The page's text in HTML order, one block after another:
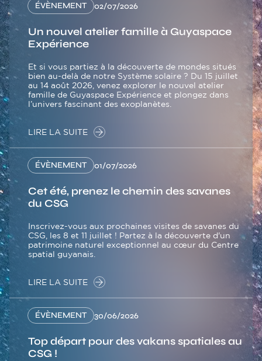
ÉVÈNEMENT 02/07/2026
Un nouvel atelier famille à Guyaspace
Expérience
Et si vous partiez à la découverte de mondes situés
bien au-delà de notre Système solaire ? Du 15 juillet
au 14 août 2026, venez explorer le nouvel atelier
famille de Guyaspace Expérience et plongez dans
l’univers fascinant des exoplanètes.
LIRE LA SUITE
ÉVÈNEMENT 01/07/2026
Cet été, prenez le chemin des savanes
du CSG
Inscrivez-vous aux prochaines visites de savanes du
CSG, les 8 et 11 juillet ! Partez à la découverte d'un
patrimoine naturel exceptionnel au cœur du Centre
spatial guyanais.
LIRE LA SUITE
ÉVÈNEMENT 30/06/2026
Top départ pour des vakans spatiales au
CSG !